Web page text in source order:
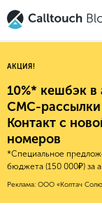
Авторитейл
Финансы
Е-коммерс
2025
2024
Новые
Индекс
АКЦИЯ!
10%* кешбэк в
СМС-рассылки
Контакт с
номеров
*Специальное
бюджета (150 000₽) за
Реклама: ООО «Колтач